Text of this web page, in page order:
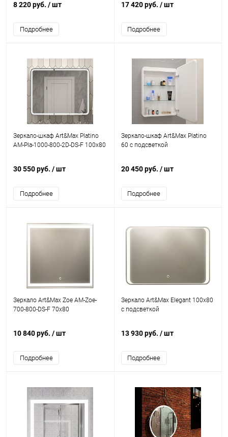
8 220 руб. / шт
Подробнее
17 420 руб. / шт
Подробнее
Зеркало-шкаф Art&Max Platino
AM-Pla-1000-800-2D-DS-F 100х80
30 550 руб. / шт
Подробнее
Зеркало-шкаф Art&Max Platino
60 с подсветкой
20 450 руб. / шт
Подробнее
Зеркало Art&Max Zoe AM-Zoe-
700-800-DS-F 70х80
10 840 руб. / шт
Подробнее
Зеркало Art&Max Elegant 100х80
с подсветкой
13 930 руб. / шт
Подробнее